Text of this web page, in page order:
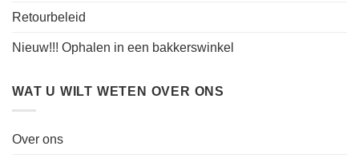
Retourbeleid
Nieuw!!! Ophalen in een bakkerswinkel
WAT U WILT WETEN OVER ONS
Over ons